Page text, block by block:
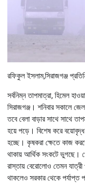
রফিকুল ইসলাম,সিরাজগঞ্জ
সর্বনিম্ন তাপমাত্রা, হিমেল
সিরাজগঞ্জ। শনিবার সকালে
তবে বেলা বাড়ার সাথে সাথে
হয়ে পড়ে। বিশেষ করে
হচ্ছে। কৃষকরা ক্ষেতে কাজ
থাকায় আর্থিক সংকটে ভুগছে।
রাস্তায় বেরোলোও তেমন যাত্রী
থাকলেও সরকার থেকে পর্যাপ্ত